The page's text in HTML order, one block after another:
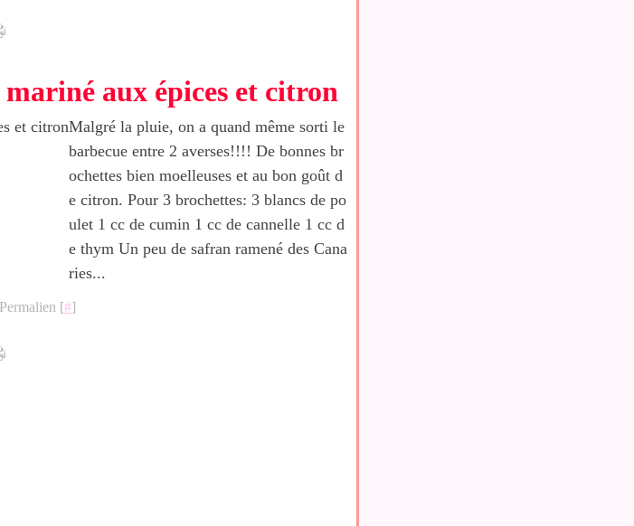
aux épices et citron
Malgré la pluie, on a quand même sorti le
barbecue entre 2 averses!!!! De bonnes br
ochettes bien moelleuses et au bon goût d
e citron. Pour 3 brochettes: 3 blancs de po
ulet 1 cc de cumin 1 cc de cannelle 1 cc d
e thym Un peu de safran ramené des Cana
ries...
[#]